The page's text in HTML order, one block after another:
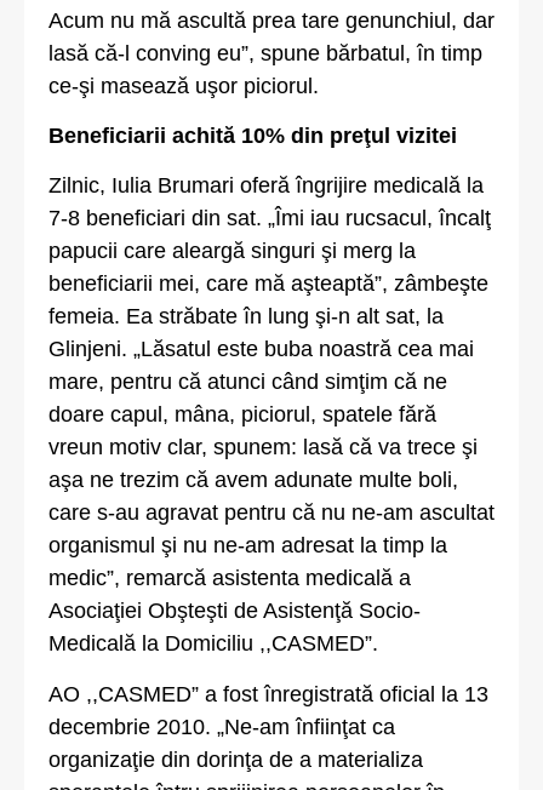
Acum nu mă ascultă prea tare genunchiul, dar
lasă că-l conving eu”, spune bărbatul, în timp
ce-şi masează uşor piciorul.
Beneficiarii achită 10% din preţul vizitei
Zilnic, Iulia Brumari oferă îngrijire medicală la
7-8 beneficiari din sat. „Îmi iau rucsacul, încalţ
papucii care aleargă singuri şi merg la
beneficiarii mei, care mă aşteaptă”, zâmbeşte
femeia. Ea străbate în lung şi-n alt sat, la
Glinjeni. „Lăsatul este buba noastră cea mai
mare, pentru că atunci când simţim că ne
doare capul, mâna, piciorul, spatele fără
vreun motiv clar, spunem: lasă că va trece şi
aşa ne trezim că avem adunate multe boli,
care s-au agravat pentru că nu ne-am ascultat
organismul şi nu ne-am adresat la timp la
medic”, remarcă asistenta medicală a
Asociaţiei Obşteşti de Asistenţă Socio-
Medicală la Domiciliu ,,CASMED”.
AO ,,CASMED” a fost înregistrată oficial la 13
decembrie 2010. „Ne-am înfiinţat ca
organizaţie din dorinţa de a materializa